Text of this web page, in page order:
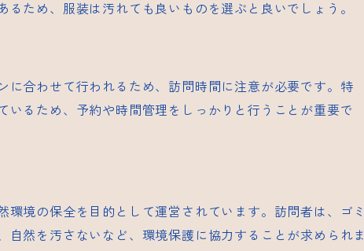
ため、服装は汚れても良いものを選ぶと良いでしょう。
に合わせて行われるため、訪問時間に注意が必要です。特
いるため、予約や時間管理をしっかりと行うことが重要で
環境の保全を目的として運営されています。訪問者は、ゴミ
自然を汚さないなど、環境保護に協力することが求められま